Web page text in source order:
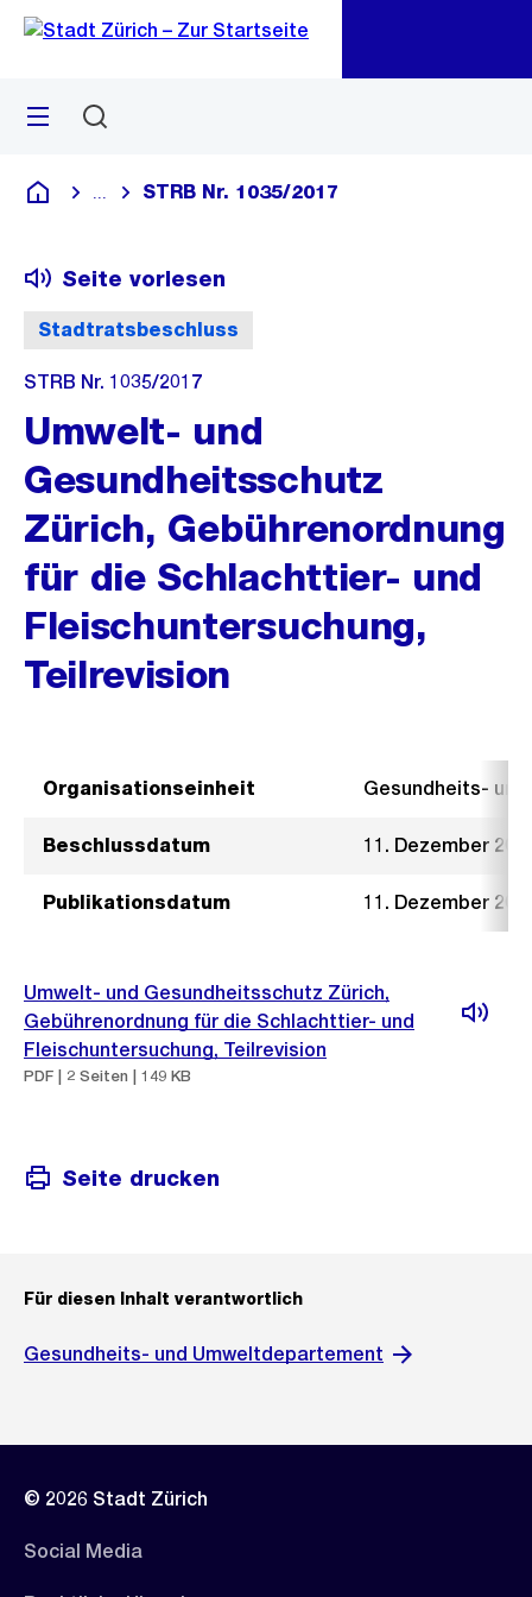
Navigation
Sprunglink
Menü
Deutsch
Blende alle Breadcrumbs ein
STRB Nr. 1035/2017
Stadtratsbeschluss
Seite vorlesen
STRB Nr. 1035/2017
Umwelt- und
Gesundheitsschutz
Zürich, Gebührenordnung
für die Schlachttier- und
Fleischuntersuchung,
Teilrevision
Organisationseinheit Gesundheits-
Beschlussdatum 11. Dezember
Publikationsdatum 11. Dezember
Umwelt- und Gesundheitsschutz Zürich,
Gebührenordnung für die Schlachttier- und
Fleischuntersuchung, Teilrevision
PDF | 2 Seiten | 149 KB
Seite drucken
Für diesen Inhalt verantwortlich
Gesundheits- und Umweltdepartement
© 2026 Stadt Zürich
Social Media